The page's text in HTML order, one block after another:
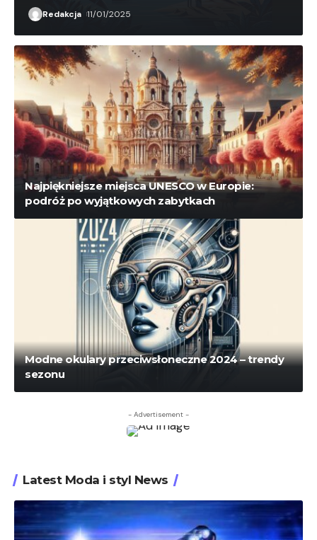
Redakcja 11/01/2025
Najpiękniejsze miejsca UNESCO w Europie:
podróż po wyjątkowych zabytkach
Modne okulary przeciwsłoneczne 2024 – trendy
sezonu
- Advertisement -
Latest Moda i styl News